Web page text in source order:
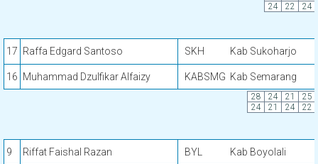
24
22 24
17 Raffa Edgard Santoso SKH Kab Sukoharjo
16 Muhammad Dzulfikar Alfaizy KABSMG Kab Semarang
28 24 21
25
24
21 24 22
9 Riffat Faishal Razan BYL Kab Boyolali